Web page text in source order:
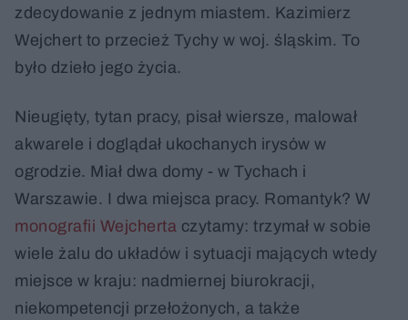
zdecydowanie z jednym miastem. Kazimierz
Wejchert to przecież Tychy w woj. śląskim. To
było dzieło jego życia.
Nieugięty, tytan pracy, pisał wiersze, malował
akwarele i doglądał ukochanych irysów w
ogrodzie. Miał dwa domy - w Tychach i
Warszawie. I dwa miejsca pracy. Romantyk? W
monografii Wejcherta czytamy: trzymał w sobie
wiele żalu do układów i sytuacji mających wtedy
miejsce w kraju: nadmiernej biurokracji,
niekompetencji przełożonych, a także